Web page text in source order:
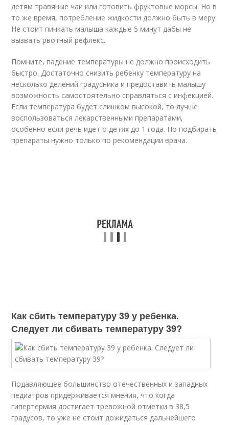
детям травяные чаи или готовить фруктовые морсы. Но в
то же время, потребление жидкости должно быть в меру.
Не стоит пичкать малыша каждые 5 минут дабы не
вызвать рвотный рефлекс.
Помните, падение температуры не должно происходить
быстро. Достаточно снизить ребенку температуру на
несколько делений градусника и предоставить малышу
возможность самостоятельно справляться с инфекцией.
Если температура будет слишком высокой, то лучше
воспользоваться лекарственными препаратами,
особенно если речь идет о детях до 1 года. Но подбирать
препараты нужно только по рекомендации врача.
Как сбить температуру 39 у ребенка.
Следует ли сбивать температуру 39?
Подавляющее большинство отечественных и западных
педиатров придерживается мнения, что когда
гипертермия достигает тревожной отметки в 38,5
градусов, то уже не стоит дожидаться дальнейшего